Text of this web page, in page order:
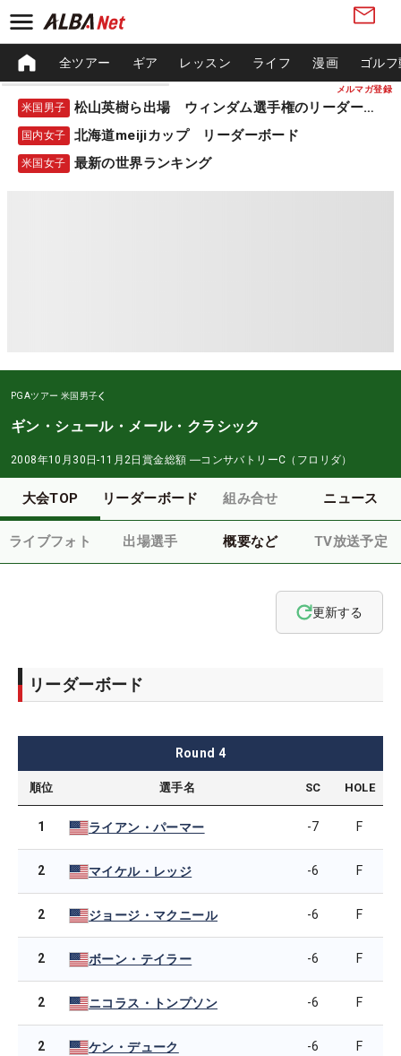
メルマガ登録
全ツアー ギア レッスン ライフ 漫画 ゴル
米国男子 松山英樹ら出場 ウィンダム選手権のリーダーボード
国内女子 北海道meijiカップ リーダーボード
米国女子 最新の世界ランキング
PGAツアー 米国男子
ギン・シュール・メール・クラシック
2008年10月30日-11月2日 賞金総額 ―コンサバトリーC（フロリダ）
大会TOP リーダーボード 組み合せ ニュース
ライブフォト 出場選手 概要など TV放送予定
更新する
リーダーボード
Round 4
順位 選手名 SC HOLE
1 ライアン・パーマー -7 F
2 マイケル・レッジ -6 F
2 ジョージ・マクニール -6 F
2 ボーン・テイラー -6 F
2 ニコラス・トンプソン -6 F
2 ケン・デューク -6 F